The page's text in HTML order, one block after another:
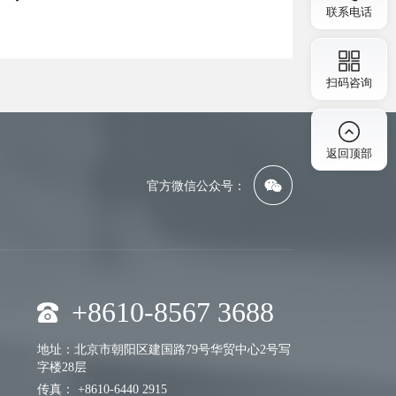
官方微信公众号：
+8610-8567 3688
地址：北京市朝阳区建国路79号华贸中心2号写
字楼28层
传真： +8610-6440 2915
联系电话
扫码咨询
返回顶部